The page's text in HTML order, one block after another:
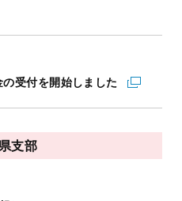
受付を開始しました
支部